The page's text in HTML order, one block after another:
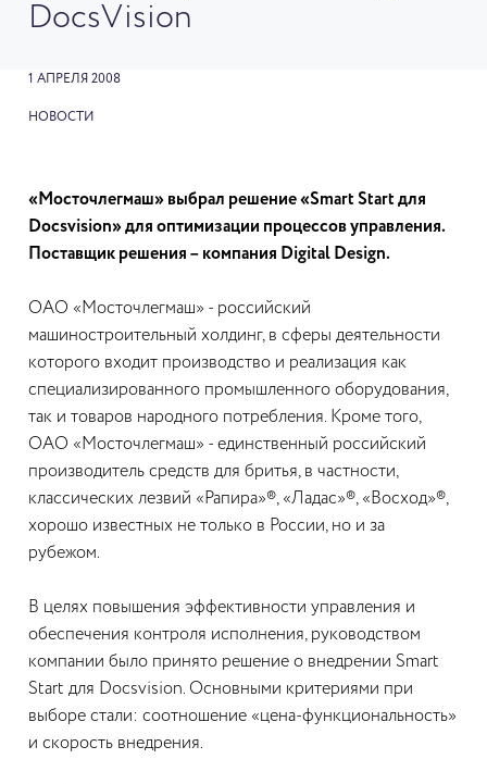
DocsVision
1 АПРЕЛЯ 2008
НОВОСТИ
«Мосточлегмаш» выбрал решение «Smart Start для
Docsvision» для оптимизации процессов управления.
Поставщик решения – компания Digital Design.
ОАО «Мосточлегмаш» - российский
машиностроительный холдинг, в сферы деятельности
которого входит производство и реализация как
специализированного промышленного оборудования,
так и товаров народного потребления. Кроме того,
ОАО «Мосточлегмаш» - единственный российский
производитель средств для бритья, в частности,
классических лезвий «Рапира»®, «Ладас»®, «Восход»®,
хорошо известных не только в России, но и за
рубежом.
В целях повышения эффективности управления и
обеспечения контроля исполнения, руководством
компании было принято решение о внедрении Smart
Start для Docsvision. Основными критериями при
выборе стали: соотношение «цена-функциональность»
и скорость внедрения.